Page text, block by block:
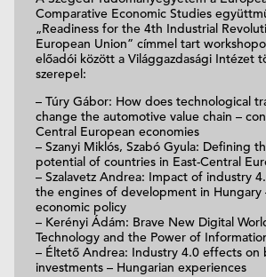
Comparative Economic Studies
„Readiness for the 4th Industrial
European Union” címmel tart
előadói között a Világgazdasági Intézet
szerepel:
– Túry Gábor: How does technological
change the automotive value chain –
Central European economies
– Szanyi Miklós, Szabó Gyula: Defining
potential of countries in East-Central
– Szalavetz Andrea: Impact of industry
the engines of development in Hungary
economic policy
– Kerényi Ádám: Brave New Digital
Technology and the Power of
– Éltető Andrea: Industry 4.0 effects on
investments – Hungarian experiences